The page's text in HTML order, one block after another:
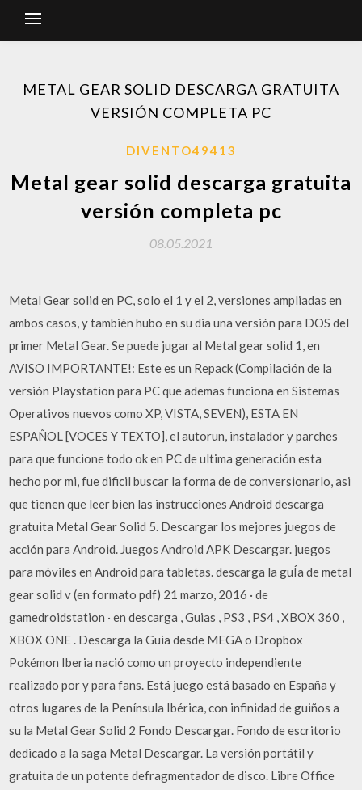
METAL GEAR SOLID DESCARGA GRATUITA
VERSIÓN COMPLETA PC
DIVENTO49413
Metal gear solid descarga gratuita
versión completa pc
08.05.2021
Metal Gear solid en PC, solo el 1 y el 2, versiones ampliadas en
ambos casos, y también hubo en su dia una versión para DOS del
primer Metal Gear. Se puede jugar al Metal gear solid 1, en
AVISO IMPORTANTE!: Este es un Repack (Compilación de la
versión Playstation para PC que ademas funciona en Sistemas
Operativos nuevos como XP, VISTA, SEVEN), ESTA EN
ESPAÑOL [VOCES Y TEXTO], el autorun, instalador y parches
para que funcione todo ok en PC de ultima generación esta
hecho por mi, fue dificil buscar la forma de de conversionarlo, asi
que tienen que leer bien las instrucciones Android descarga
gratuita Metal Gear Solid 5. Descargar los mejores juegos de
acción para Android. Juegos Android APK Descargar. juegos
para móviles en Android para tabletas. descarga la guÍa de metal
gear solid v (en formato pdf) 21 marzo, 2016 · de
gamedroidstation · en descarga , Guias , PS3 , PS4 , XBOX 360 ,
XBOX ONE . Descarga la Guia desde MEGA o Dropbox
Pokémon Iberia nació como un proyecto independiente
realizado por y para fans. Está juego está basado en España y
otros lugares de la Península Ibérica, con infinidad de guiños a
su la Metal Gear Solid 2 Fondo Descargar. Fondo de escritorio
dedicado a la saga Metal Descargar. La versión portátil y
gratuita de un potente defragmentador de disco. Libre Office